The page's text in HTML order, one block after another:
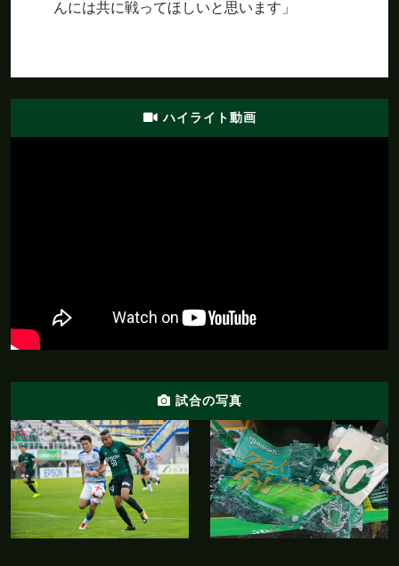
んには共に戦ってほしいと思います」
ハイライト動画
試合の写真